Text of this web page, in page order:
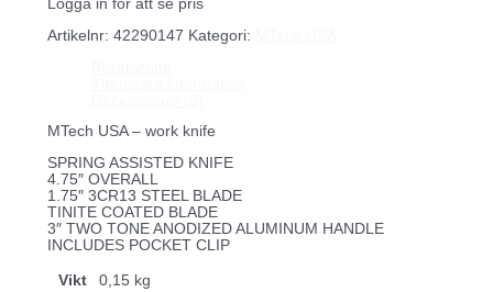
Logga in för att se pris
Artikelnr: 42290147 Kategori:
MTech USA – work knife
SPRING ASSISTED KNIFE
4.75″ OVERALL
1.75″ 3CR13 STEEL BLADE
TINITE COATED BLADE
3″ TWO TONE ANODIZED ALUMINUM HANDLE
INCLUDES POCKET CLIP
Vikt 0,15 kg